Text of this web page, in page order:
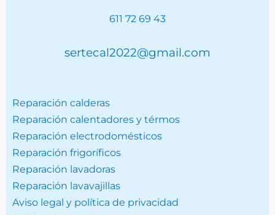
611 72 69 43
sertecal2022@gmail.com
Reparación calderas
Reparación calentadores y térmos
Reparación electrodomésticos
Reparación frigoríficos
Reparación lavadoras
Reparación lavavajillas
Aviso legal y política de privacidad